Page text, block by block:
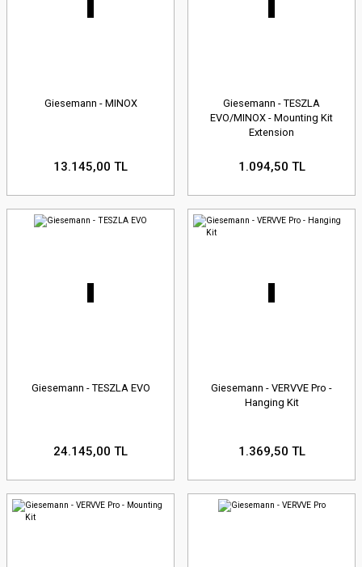
Giesemann - MINOX
13.145,00 TL
Giesemann - TESZLA
EVO/MINOX - Mounting Kit
Extension
1.094,50 TL
Giesemann - TESZLA EVO
24.145,00 TL
Giesemann - VERVVE Pro -
Hanging Kit
1.369,50 TL